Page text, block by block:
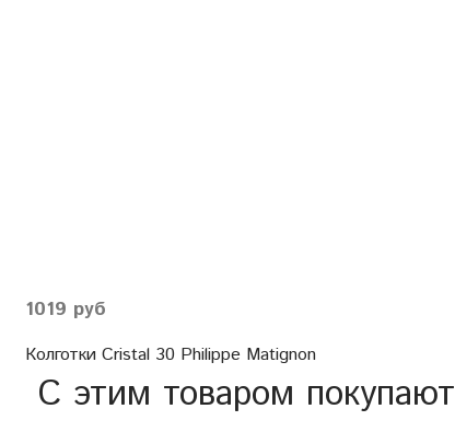
1019 руб
Колготки Cristal 30 Philippe Matignon
С этим товаром покупают